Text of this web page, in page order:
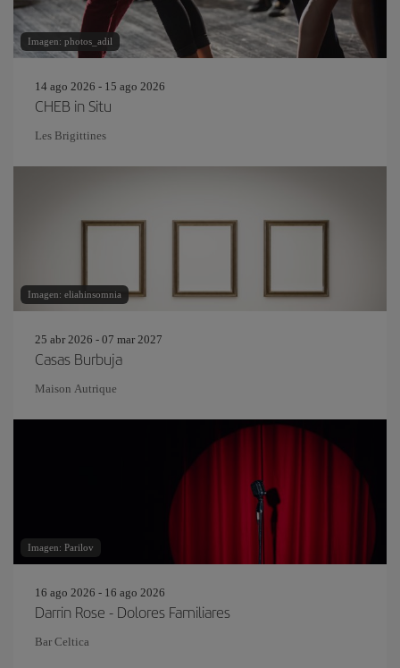
Imagen: photos_adil
14 ago 2026 - 15 ago 2026
CHEB in Situ
Les Brigittines
Imagen: eliahinsomnia
25 abr 2026 - 07 mar 2027
Casas Burbuja
Maison Autrique
Imagen: Parilov
16 ago 2026 - 16 ago 2026
Darrin Rose - Dolores Familiares
Bar Celtica